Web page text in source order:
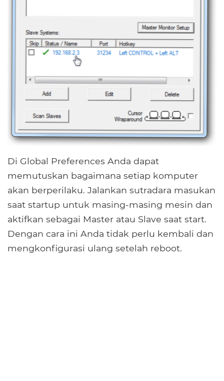
Di Global Preferences Anda dapat
memutuskan bagaimana setiap komputer
akan berperilaku. Jalankan sutradara masukan
saat startup untuk masing-masing mesin dan
aktifkan sebagai Master atau Slave saat start.
Dengan cara ini Anda tidak perlu kembali dan
mengkonfigurasi ulang setelah reboot.